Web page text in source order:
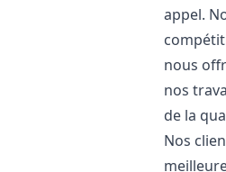
appel.
nous
nos
de la
Nos